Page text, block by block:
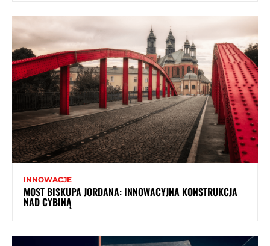
INNOWACJE
MOST BISKUPA JORDANA: INNOWACYJNA KONSTRUKCJA
NAD CYBINĄ